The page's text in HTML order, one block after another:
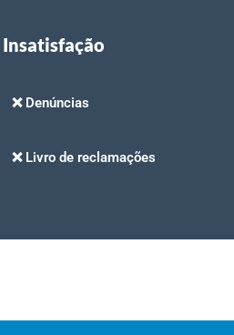
Insatisfação
❌ Denúncias
❌ Livro de reclamações